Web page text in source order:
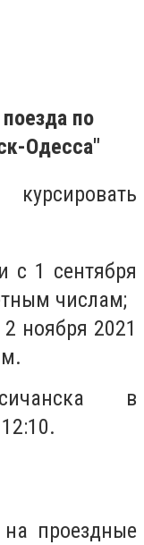
по
Одесса"
1 сентября
числам;
ноября 2021
в
проездные